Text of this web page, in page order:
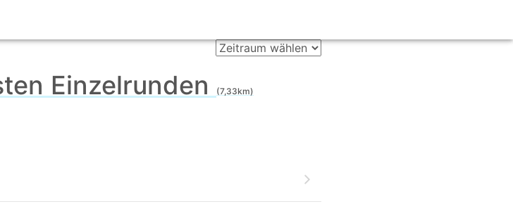
Einzelrunden (7,33km)